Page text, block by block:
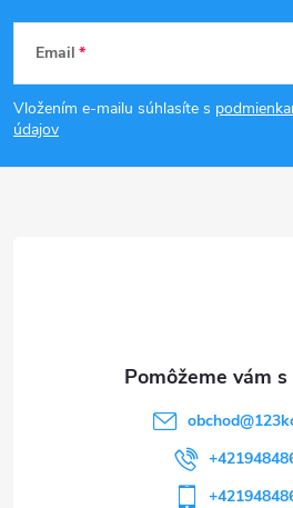
Z
á
p
Email
Vložením e-mailu súhlasíte s
údajov
obchod@